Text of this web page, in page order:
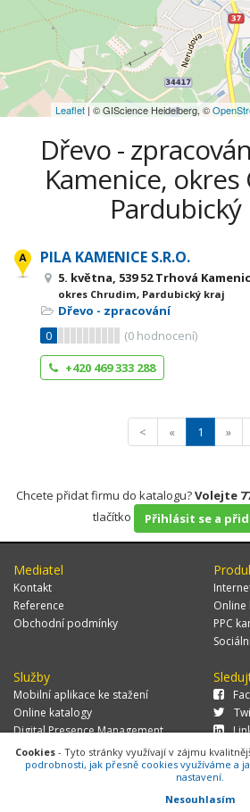
Leaflet| © GIScience Heidelberg, ©
Dřevo -
Kamenice,
Pardubický
PILA KAMENICE S.R.O.
5. května, 539 52 Trhová
okres Chrudim, Pardubický kraj
Dřevo - zpracování
0
(0 hodnocení)
+420 469 333 288
< « 1 »
Chcete přidat firmu do katalogu?Volejte
tlačítko
Přihlásit se a
Mediatel
Kontakt
Reference
Obchodní podmínky
Online
PPC
Služby
Mobilní aplikace ke stažení
Online katalogy
Digital Presence Management
Více zákazníků
© 2026 MEDIATEL CZ, s.r.o.,Za Potokem
Cookies - Tyto stránky využívají v zájmu
podrobnosti, jak přesně cookies využíváme a
nastavení.
Nesouhlasím